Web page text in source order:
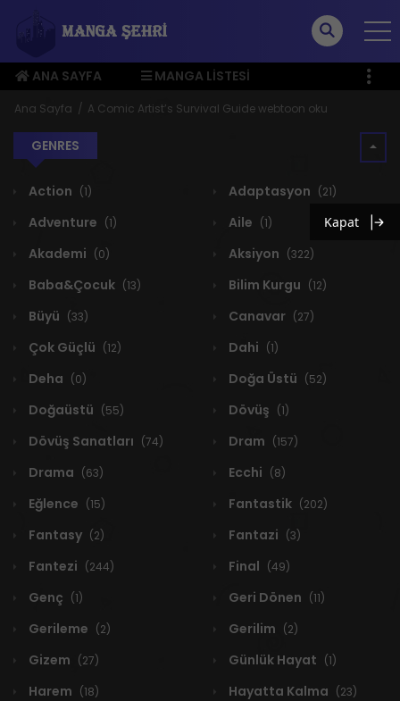
ANA SAYFA
MANGA LISTESI
ÜYE MENÜSÜ
Ana Sayfa A Comic Artist’s Survival Guide webtoon oku
GENRES
Action (1) Adaptasyon (21)
Adventure (1) Aile (1)
Akademi (0) Aksiyon (322)
Baba&Çocuk (13) Bilim Kurgu (12)
Büyü (33) Canavar (27)
Çok Güçlü (12) Dahi (1)
Deha (0) Doğa Üstü (52)
Doğaüstü (55) Dövüş (1)
Dövüş Sanatları (74) Dram (157)
Drama (63) Ecchi (8)
Eğlence (15) Fantastik (202)
Fantasy (2) Fantazi (3)
Fantezi (244) Final (49)
Genç (1) Geri Dönen (11)
Gerileme (2) Gerilim (2)
Gizem (27) Günlük Hayat (1)
Harem (18) Hayatta Kalma (23)
Kapat